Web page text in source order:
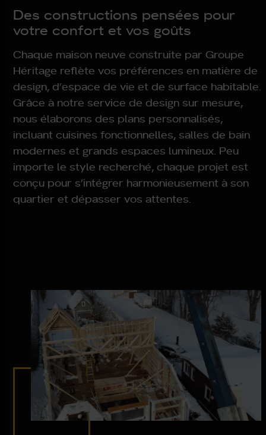
Des constructions pensées pour
votre confort et vos goûts
Chaque maison neuve construite par Groupe
Héritage reflète vos préférences en matière de
design, d’espace de vie et de surface habitable.
Grâce à notre service de design sur mesure,
nous élaborons des plans personnalisés,
incluant cuisines fonctionnelles, salles de bain
modernes et grands espaces lumineux. Peu
importe le style recherché, chaque projet est
conçu pour s’intégrer harmonieusement à son
quartier et dépasser vos attentes.